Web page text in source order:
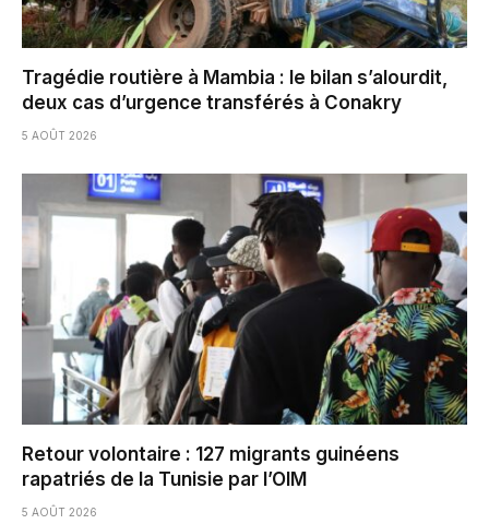
Tragédie routière à Mambia : le bilan s’alourdit,
deux cas d’urgence transférés à Conakry
5 AOÛT 2026
Retour volontaire : 127 migrants guinéens
rapatriés de la Tunisie par l’OIM
5 AOÛT 2026